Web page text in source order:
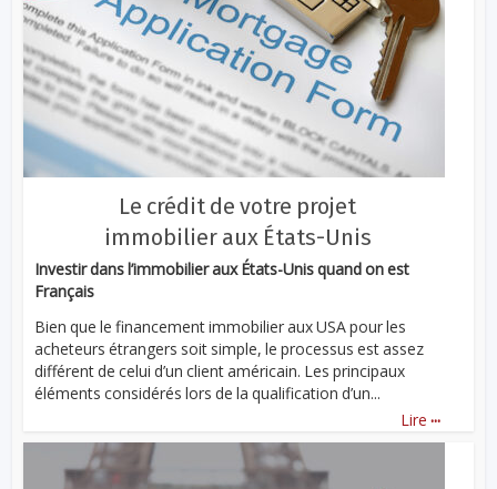
Le crédit de votre projet
immobilier aux États-Unis
Investir dans l’immobilier aux États-Unis quand on est
Français
Bien que le financement immobilier aux USA pour les
acheteurs étrangers soit simple, le processus est assez
différent de celui d’un client américain. Les principaux
éléments considérés lors de la qualification d’un...
Lire ...